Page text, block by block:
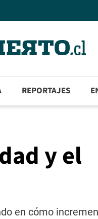
REPORTAJES
y el
en cómo